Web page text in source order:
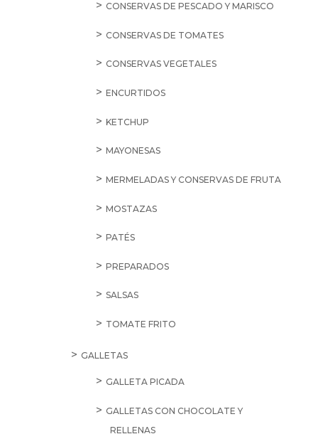
CONSERVAS DE PESCADO Y MARISCO
CONSERVAS DE TOMATES
CONSERVAS VEGETALES
ENCURTIDOS
KETCHUP
MAYONESAS
MERMELADAS Y CONSERVAS DE FRUTA
MOSTAZAS
PATÉS
PREPARADOS
SALSAS
TOMATE FRITO
GALLETAS
GALLETA PICADA
GALLETAS CON CHOCOLATE Y
RELLENAS